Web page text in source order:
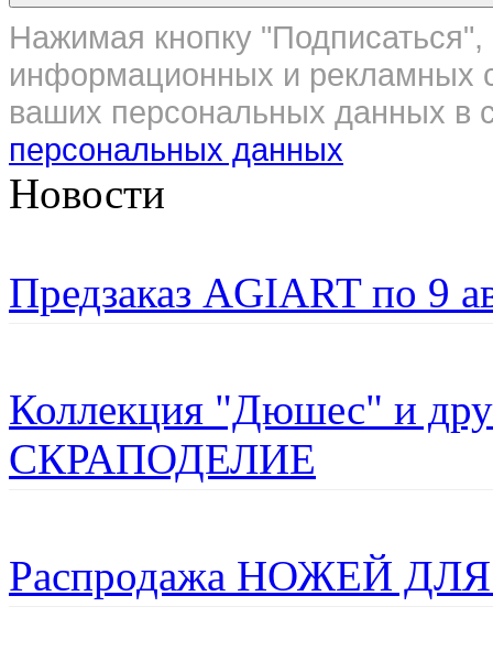
Нажимая кнопку
информационных и рекламных
ваших персональных данных в
персональных данных
Новости
Предзаказ AGIART по 9
Коллекция "Дюшес" и
СКРАПОДЕЛИЕ
Распродажа НОЖЕЙ